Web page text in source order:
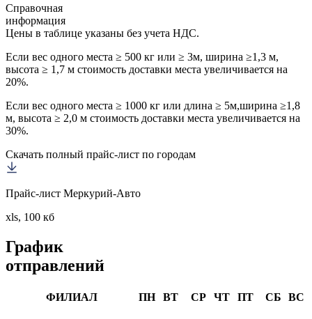
Справочная
информация
Цены в таблице указаны без учета НДС.
Если вес одного места ≥ 500 кг или ≥ 3м, ширина ≥1,3 м,
высота ≥ 1,7 м стоимость доставки места увеличивается на
20%.
Если вес одного места ≥ 1000 кг или длина ≥ 5м,ширина ≥1,8
м, высота ≥ 2,0 м стоимость доставки места увеличивается на
30%.
Скачать полный прайс-лист по городам
Прайс-лист Меркурий-Авто
xls, 100 кб
График
отправлений
ФИЛИАЛ ПН ВТ СР ЧТ ПТ СБ ВС